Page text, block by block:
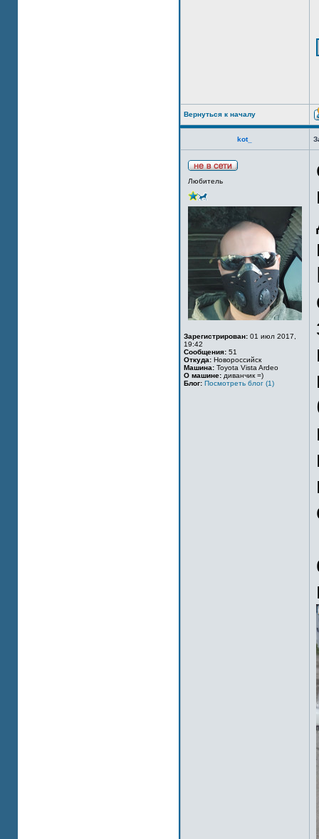
Вернуться к началу
kot_
Любитель
Зарегистрирован: 01 июл 2017,
19:42
Сообщения: 51
Откуда: Новороссийск
Машина: Toyota Vista Ardeo
О машине: диванчик =)
Блог: Посмотреть блог (1)